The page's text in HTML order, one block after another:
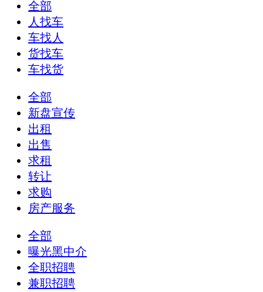
全部
人找车
车找人
货找车
车找货
全部
新盘宣传
出租
出售
求租
转让
求购
房产服务
全部
曝光黑中介
全职招聘
兼职招聘